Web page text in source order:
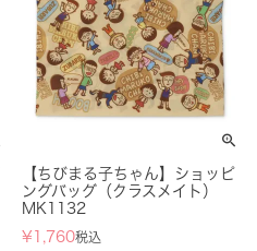
【ちびまる子ちゃん】ショッピ
ングバッグ（クラスメイト）
MK1132
¥ 1,760税込